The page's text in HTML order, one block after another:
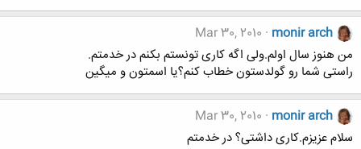
monir arch
Mar 30, 2010
من هنوز سال اولم.ولی اگه کاری تونستم بکنم در خدمتم.
راستی شما رو گولدستون خطاب کنم؟یا اسمتون و میگین
monir arch
Mar 30, 2010
سلام عزیزم.کاری داشتی؟ در خدمتم